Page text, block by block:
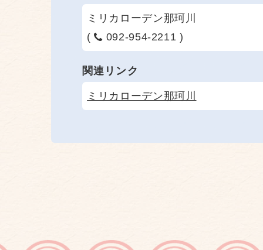
ミリカローデン那珂川
(
092-954-2211 )
関連リンク
ミリカローデン那珂川